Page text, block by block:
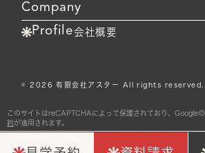
Company
Profile会社概要
© 2026 有限会社アスター All rights reserved.
このサイトはreCAPTCHAによって保護されており、Googleの
約が適用されます。